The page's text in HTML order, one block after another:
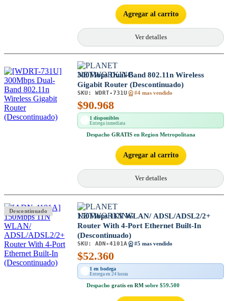
Agregar al carrito
Ver detalles
300Mbps Dual-Band 802.11n Wireless
Gigabit Router (Descontinuado)
SKU: WDRT-731U #4 mas vendido
$90.968
1 disponibles
Entrega inmediata
Despacho GRATIS en Region Metropolitana
Agregar al carrito
Ver detalles
Descontinuado
150Mbps 11N WLAN/ ADSL/ADSL2/2+
Router With 4-Port Ethernet Built-In
(Descontinuado)
SKU: ADN-4101A #5 mas vendido
$52.360
1 en bodega
Entrega en 24 horas
Despacho gratis en RM sobre $59.500